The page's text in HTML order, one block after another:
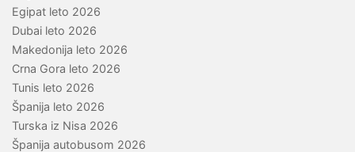
Egipat leto 2026
Dubai leto 2026
Makedonija leto 2026
Crna Gora leto 2026
Tunis leto 2026
Španija leto 2026
Turska iz Nisa 2026
Španija autobusom 2026